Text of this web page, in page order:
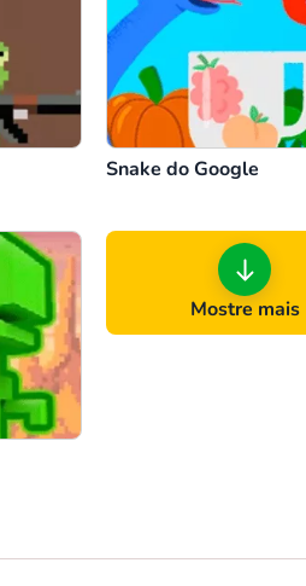
Snake do Google
Mostre mais